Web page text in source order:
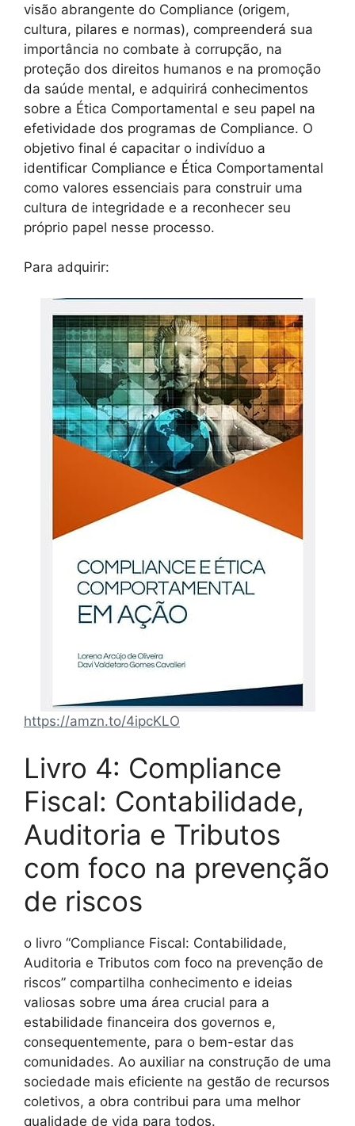
visão abrangente do Compliance (origem,
cultura, pilares e normas), compreenderá sua
importância no combate à corrupção, na
proteção dos direitos humanos e na promoção
da saúde mental, e adquirirá conhecimentos
sobre a Ética Comportamental e seu papel na
efetividade dos programas de Compliance. O
objetivo final é capacitar o indivíduo a
identificar Compliance e Ética Comportamental
como valores essenciais para construir uma
cultura de integridade e a reconhecer seu
próprio papel nesse processo.
Para adquirir:
https://amzn.to/4ipcKLO
Livro 4: Compliance
Fiscal: Contabilidade,
Auditoria e Tributos
com foco na prevenção
de riscos
o livro “Compliance Fiscal: Contabilidade,
Auditoria e Tributos com foco na prevenção de
riscos” compartilha conhecimento e ideias
valiosas sobre uma área crucial para a
estabilidade financeira dos governos e,
consequentemente, para o bem-estar das
comunidades. Ao auxiliar na construção de uma
sociedade mais eficiente na gestão de recursos
coletivos, a obra contribui para uma melhor
qualidade de vida para todos.